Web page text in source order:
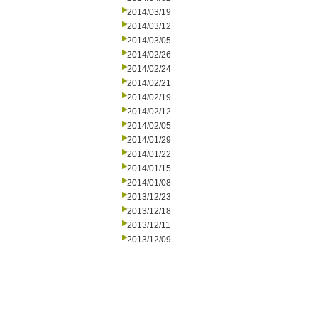
2014/03/19
2014/03/12
2014/03/05
2014/02/26
2014/02/24
2014/02/21
2014/02/19
2014/02/12
2014/02/05
2014/01/29
2014/01/22
2014/01/15
2014/01/08
2013/12/23
2013/12/18
2013/12/11
2013/12/09